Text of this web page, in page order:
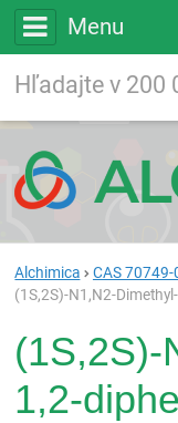
Menu
Alchimica
CAS 70749-
(1S,2S)-N1,N2-
(1S,2S)-
1,2-